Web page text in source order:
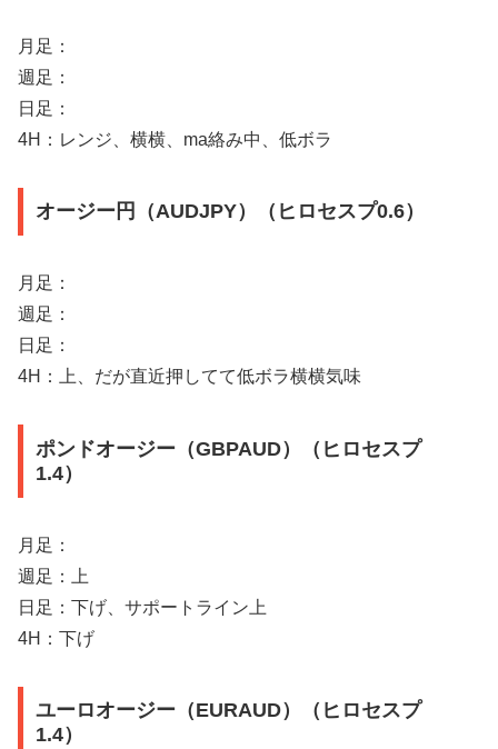
月足：
週足：
日足：
4H：レンジ、横横、ma絡み中、低ボラ
オージー円（AUDJPY）（ヒロセスプ0.6）
月足：
週足：
日足：
4H：上、だが直近押してて低ボラ横横気味
ポンドオージー（GBPAUD）（ヒロセスプ
1.4）
月足：
週足：上
日足：下げ、サポートライン上
4H：下げ
ユーロオージー（EURAUD）（ヒロセスプ
1.4）